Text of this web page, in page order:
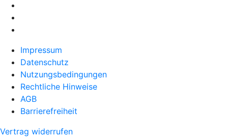
Impressum
Datenschutz
Nutzungsbedingungen
Rechtliche Hinweise
AGB
Barrierefreiheit
Vertrag widerrufen